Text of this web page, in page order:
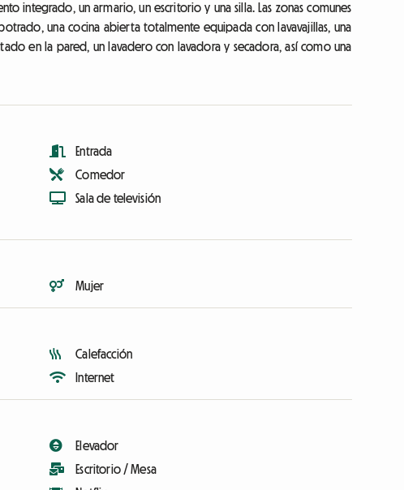
integrado, un armario, un escritorio y una silla. Las zonas comunes
una cocina abierta totalmente equipada con lavavajillas, una
en la pared, un lavadero con lavadora y secadora, así como una
Entrada
Comedor
Sala de televisión
Mujer
Calefacción
Internet
Elevador
Escritorio / Mesa